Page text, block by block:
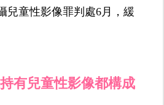
兒童性影像罪判處6月，緩
有兒童性影像都構成